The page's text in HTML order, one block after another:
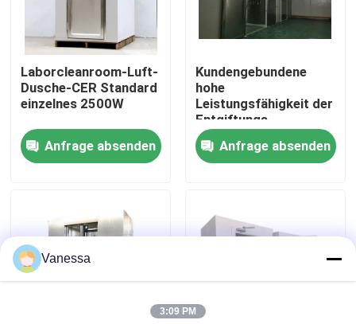
Qualitätskontrolle
Treten Sie mit uns in Verbindung
Nachrichten
Modularer Operationssaal
Laborcleanroom-Luft-
Dusche-CER Standard
einzelnes 2500W
Anfrage absenden
Kundengebundene
hohe
Leistungsfähigkeit der
Entgiftungs-
Edelstahl-Luft-
Dusche1100w
Anfrage absenden
Vanessa
3:09 PM